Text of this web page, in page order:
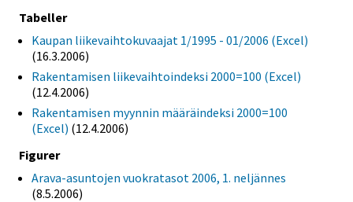
Tabeller
Kaupan liikevaihtokuvaajat 1/1995 - 01/2006 (Excel)
(16.3.2006)
Rakentamisen liikevaihtoindeksi 2000=100 (Excel)
(12.4.2006)
Rakentamisen myynnin määräindeksi 2000=100
(Excel) (12.4.2006)
Figurer
Arava-asuntojen vuokratasot 2006, 1. neljännes
(8.5.2006)